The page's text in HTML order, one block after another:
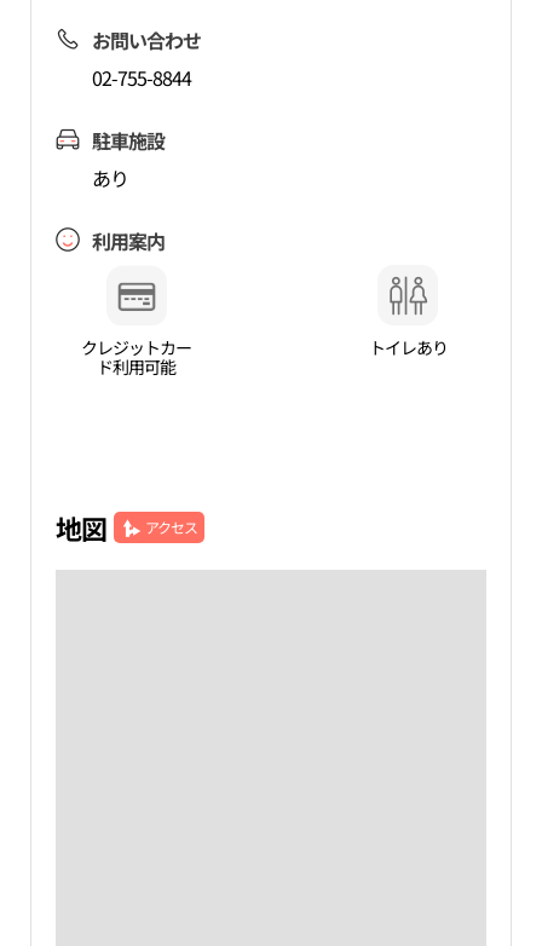
お問い合わせ
02-755-8844
駐車施設
あり
利用案内
クレジットカー
ド利用可能
トイレあり
地図 アクセス